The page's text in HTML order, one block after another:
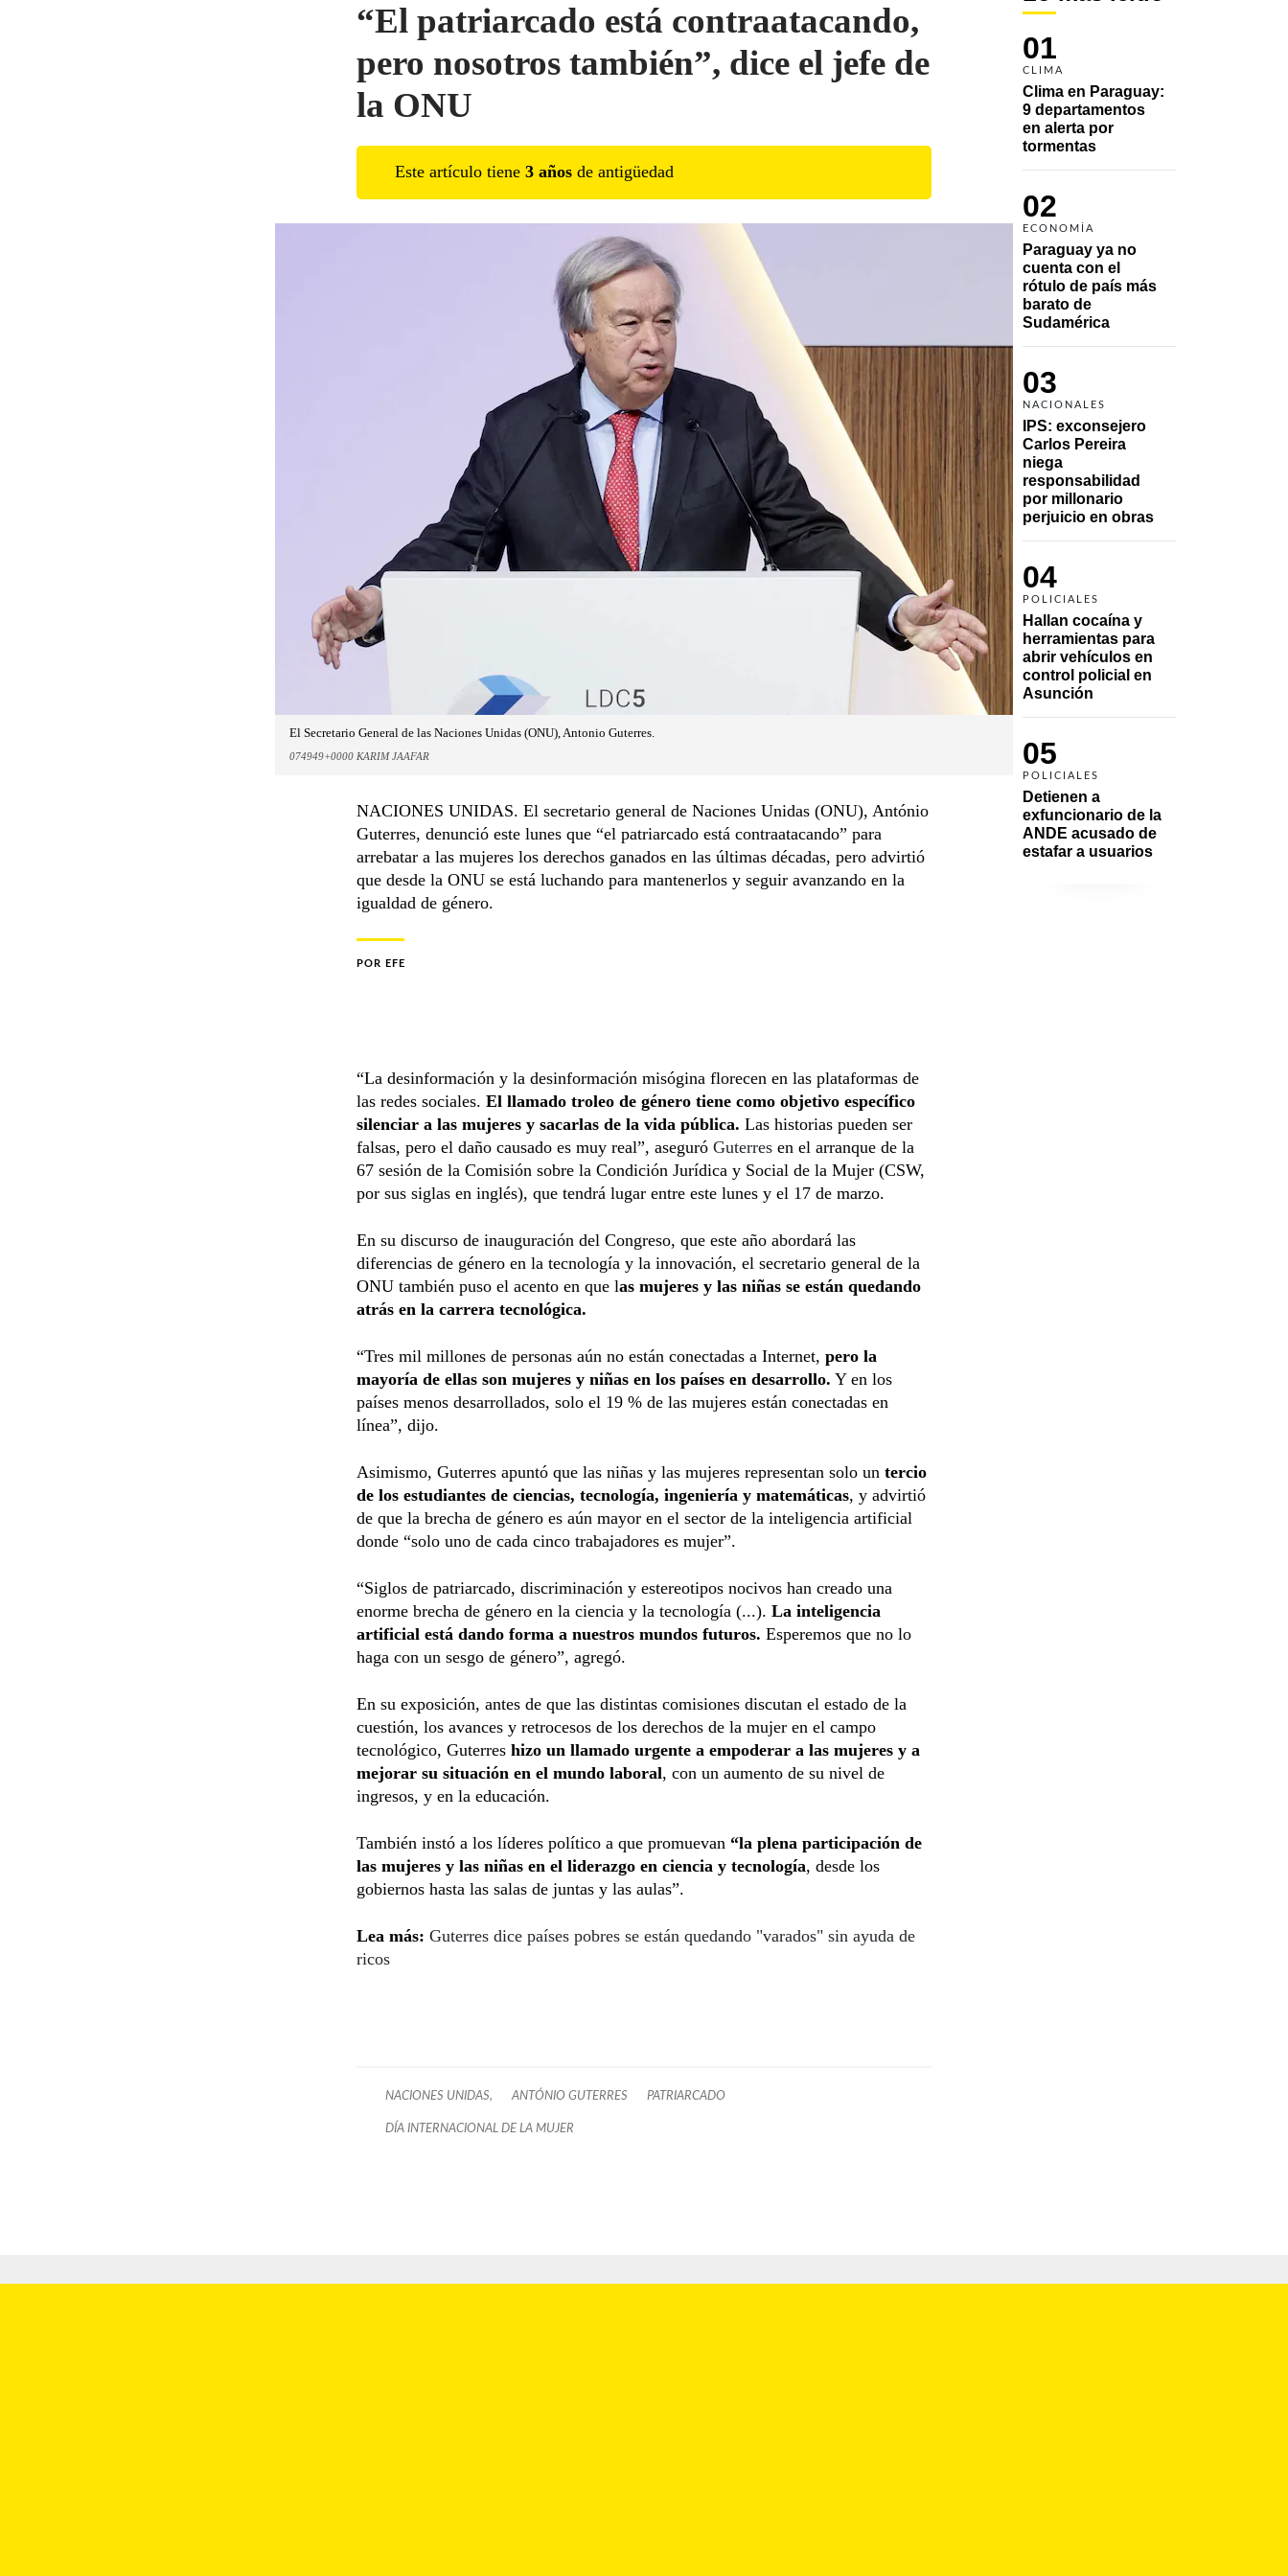
01
CLIMA
Clima en Paraguay:
9 departamentos
en alerta por
tormentas
02
ECONOMÍA
Paraguay ya no
cuenta con el
rótulo de país más
barato de
Sudamérica
03
NACIONALES
IPS: exconsejero
Carlos Pereira
niega
responsabilidad
por millonario
perjuicio en obras
04
POLICIALES
Hallan cocaína y
herramientas para
abrir vehículos en
control policial en
Asunción
05
POLICIALES
Detienen a
exfuncionario de la
ANDE acusado de
estafar a usuarios
“El patriarcado está contraatacando,
pero nosotros también”, dice el jefe de
la ONU
Este artículo tiene 3 años de antigüedad
El Secretario General de las Naciones Unidas (ONU), Antonio Guterres.
074949+0000 KARIM JAAFAR
NACIONES UNIDAS. El secretario general de Naciones Unidas (ONU), António
Guterres, denunció este lunes que “el patriarcado está contraatacando” para
arrebatar a las mujeres los derechos ganados en las últimas décadas, pero advirtió
que desde la ONU se está luchando para mantenerlos y seguir avanzando en la
igualdad de género.
POR EFE
“La desinformación y la desinformación misógina florecen en las plataformas de
las redes sociales. El llamado troleo de género tiene como objetivo específico
silenciar a las mujeres y sacarlas de la vida pública. Las historias pueden ser
falsas, pero el daño causado es muy real”, aseguró Guterres en el arranque de la
67 sesión de la Comisión sobre la Condición Jurídica y Social de la Mujer (CSW,
por sus siglas en inglés), que tendrá lugar entre este lunes y el 17 de marzo.
En su discurso de inauguración del Congreso, que este año abordará las
diferencias de género en la tecnología y la innovación, el secretario general de la
ONU también puso el acento en que las mujeres y las niñas se están quedando
atrás en la carrera tecnológica.
“Tres mil millones de personas aún no están conectadas a Internet, pero la
mayoría de ellas son mujeres y niñas en los países en desarrollo. Y en los
países menos desarrollados, solo el 19 % de las mujeres están conectadas en
línea”, dijo.
Asimismo, Guterres apuntó que las niñas y las mujeres representan solo un tercio
de los estudiantes de ciencias, tecnología, ingeniería y matemáticas, y advirtió
de que la brecha de género es aún mayor en el sector de la inteligencia artificial
donde “solo uno de cada cinco trabajadores es mujer”.
“Siglos de patriarcado, discriminación y estereotipos nocivos han creado una
enorme brecha de género en la ciencia y la tecnología (...). La inteligencia
artificial está dando forma a nuestros mundos futuros. Esperemos que no lo
haga con un sesgo de género”, agregó.
En su exposición, antes de que las distintas comisiones discutan el estado de la
cuestión, los avances y retrocesos de los derechos de la mujer en el campo
tecnológico, Guterres hizo un llamado urgente a empoderar a las mujeres y a
mejorar su situación en el mundo laboral, con un aumento de su nivel de
ingresos, y en la educación.
También instó a los líderes político a que promuevan “la plena participación de
las mujeres y las niñas en el liderazgo en ciencia y tecnología, desde los
gobiernos hasta las salas de juntas y las aulas”.
Lea más: Guterres dice países pobres se están quedando "varados" sin ayuda de
ricos
NACIONES UNIDAS, ANTÓNIO GUTERRES PATRIARCADO
DÍA INTERNACIONAL DE LA MUJER